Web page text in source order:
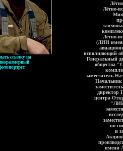
ссылку на
Лётно-
Лётно-
(ЛИИ
исполняющий
Генеральный
общества
заместитель
Начальник
директор
центра
по
и
имени